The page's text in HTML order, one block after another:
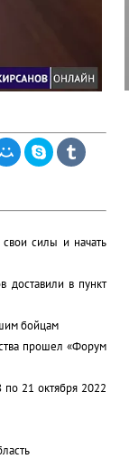
силы и начать
доставили в пункт
бойцам
прошел «Форум
21 октября 2022